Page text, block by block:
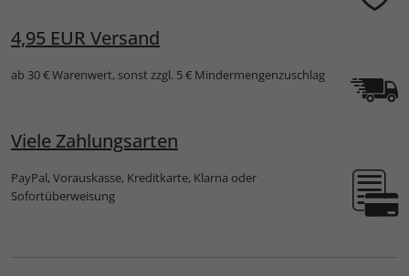
4,95 EUR Versand
ab 30 € Warenwert, sonst zzgl. 5 € Mindermengenzuschlag
Viele Zahlungsarten
PayPal, Vorauskasse, Kreditkarte, Klarna oder
Sofortüberweisung